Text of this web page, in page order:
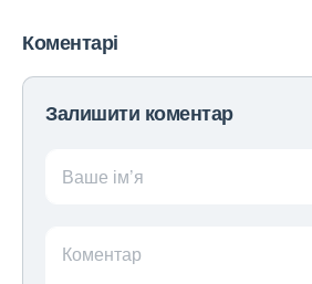
Коментарі
Залишити коментар
Ваше ім’я
Коментар